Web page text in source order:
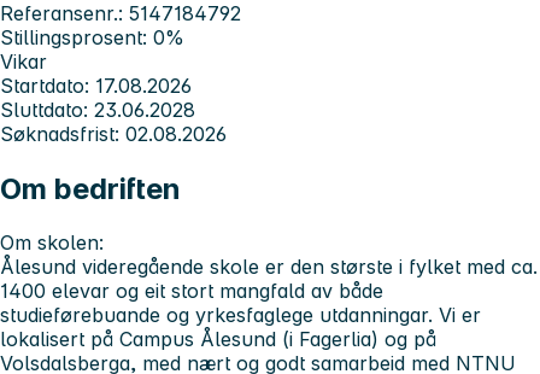
Referansenr.: 5147184792
Stillingsprosent: 0%
Vikar
Startdato: 17.08.2026
Sluttdato: 23.06.2028
Søknadsfrist: 02.08.2026
Om bedriften
Om skolen:
Ålesund videregående skole er den største i fylket med ca.
1400 elevar og eit stort mangfald av både
studieførebuande og yrkesfaglege utdanningar. Vi er
lokalisert på Campus Ålesund (i Fagerlia) og på
Volsdalsberga, med nært og godt samarbeid med NTNU